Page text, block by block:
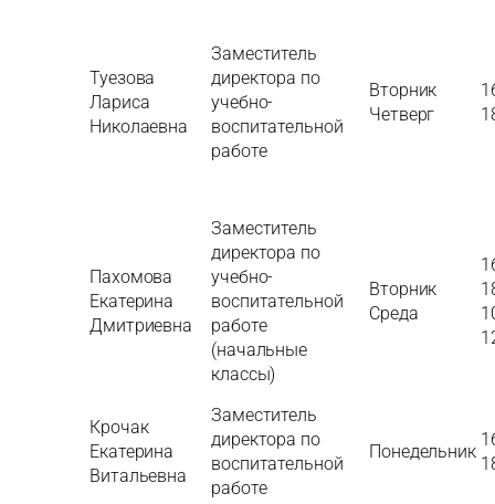
Туезова
Лариса
Николаевна
Заместитель
директора по
учебно-
воспитательной
работе
Вторник
Четверг
Пахомова
Екатерина
Дмитриевна
Заместитель
директора по
учебно-
воспитательной
работе
(начальные
классы)
Вторник
Среда
Крочак
Екатерина
Витальевна
Заместитель
директора по
воспитательной
работе
Понедельник